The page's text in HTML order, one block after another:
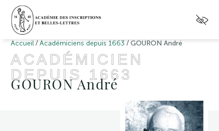
Accueil /Académiciens depuis 1663 /GOURON André
ACADÉMICIEN
DEPUIS 1663
GOURON André